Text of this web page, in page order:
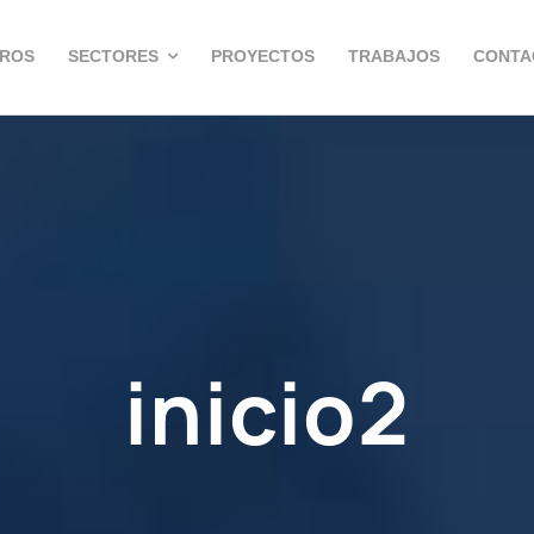
SECTORES PROYECTOS TRABAJOS
inicio2